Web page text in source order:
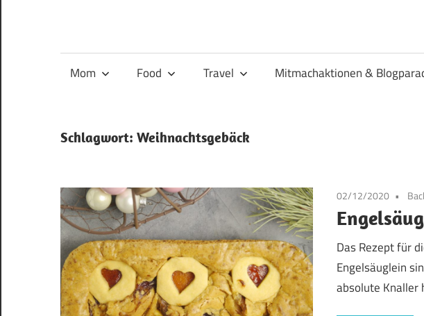
ihren
Familien-,
und
Travelblog
Mom Food Travel Mitmachaktionen &
Schlagwort: Weihnachtsgebäck
02/12/2020
Das Rezept für
Engelsäuglein
absolute Knaller